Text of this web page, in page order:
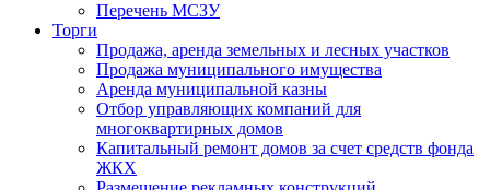
Перечень МСЗУ
Торги
Продажа, аренда земельных и лесных участков
Продажа муниципального имущества
Аренда муниципальной казны
Отбор управляющих компаний для
многоквартирных домов
Капитальный ремонт домов за счет средств фонда
ЖКХ